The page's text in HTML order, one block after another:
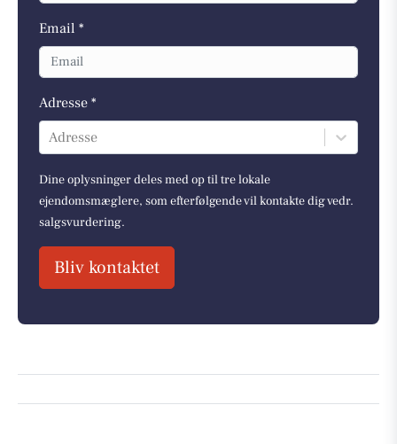
Email *
Adresse *
Adresse
Dine oplysninger deles med op til tre lokale
ejendomsmæglere, som efterfølgende vil kontakte dig vedr.
salgsvurdering.
Bliv kontaktet